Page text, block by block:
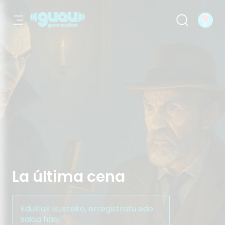
La última cena
Edukiak ikusteko, erregistratu edo
saioa hasi